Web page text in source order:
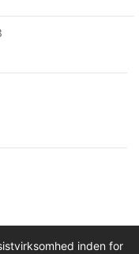
inden for